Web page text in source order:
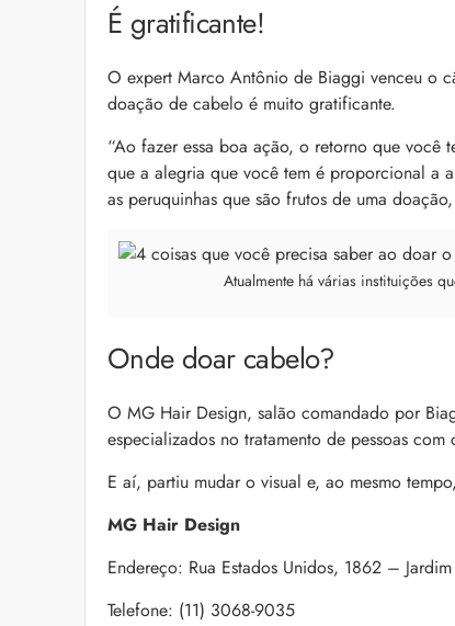
É gratificante!
O expert Marco Antônio de Biaggi venceu o
doação de cabelo é muito gratificante.
“Ao fazer essa boa ação, o retorno que você
que a alegria que você tem é proporcional a
as peruquinhas que são frutos de uma
Atualmente há várias instituições
Onde doar cabelo?
O MG Hair Design, salão comandado por
especializados no tratamento de pessoas com
E aí, partiu mudar o visual e, ao mesmo
MG Hair Design
Endereço: Rua Estados Unidos, 1862 –
Telefone: (11) 3068-9035